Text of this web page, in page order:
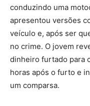
conduzindo uma
apresentou versões
veículo e, após ser
no crime. O jovem
dinheiro furtado para
horas após o furto e
um comparsa.